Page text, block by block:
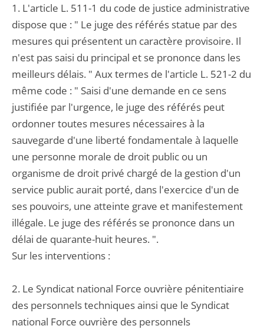
1. L'article L. 511-1 du code de justice administrative
dispose que : " Le juge des référés statue par des
mesures qui présentent un caractère provisoire. Il
n'est pas saisi du principal et se prononce dans les
meilleurs délais. " Aux termes de l'article L. 521-2 du
même code : " Saisi d'une demande en ce sens
justifiée par l'urgence, le juge des référés peut
ordonner toutes mesures nécessaires à la
sauvegarde d'une liberté fondamentale à laquelle
une personne morale de droit public ou un
organisme de droit privé chargé de la gestion d'un
service public aurait porté, dans l'exercice d'un de
ses pouvoirs, une atteinte grave et manifestement
illégale. Le juge des référés se prononce dans un
délai de quarante-huit heures. ".
Sur les interventions :
2. Le Syndicat national Force ouvrière pénitentiaire
des personnels techniques ainsi que le Syndicat
national Force ouvrière des personnels